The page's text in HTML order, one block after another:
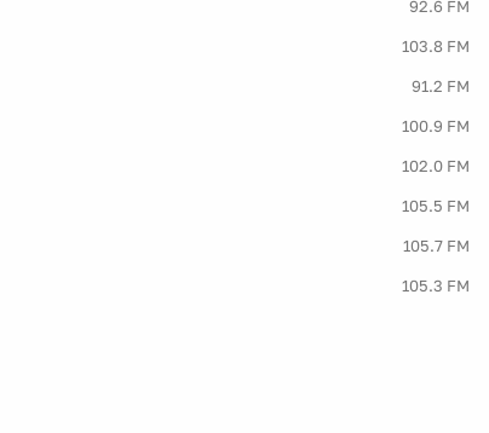
92.6 FM
103.8 FM
91.2 FM
100.9 FM
102.0 FM
105.5 FM
105.7 FM
105.3 FM